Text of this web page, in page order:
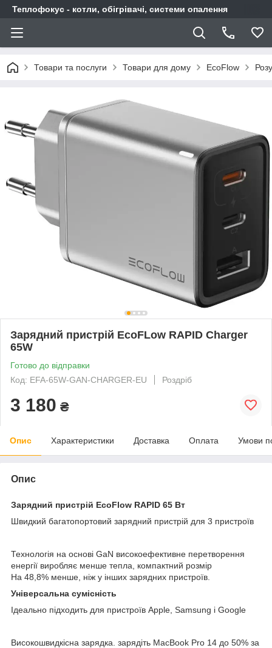
Теплофокус - котли, обігрівачі, системи опалення
Товари та послуги Товари для дому EcoFlow
Зарядний пристрій EcoFLow RAPID Charger
65W
Готово до відправки
Код: EFA-65W-GAN-CHARGER-EU
Роздріб
3 180 ₴
Опис Характеристики Доставка Оплата Умови
Опис
Зарядний пристрій EcoFlow RAPID 65 Вт
Швидкий багатопортовий зарядний пристрій для 3 пристроїв
Технологія на основі GaN високоефективне перетворення
енергії виробляє менше тепла, компактний розмір
На 48,8% менше, ніж у інших зарядних пристроїв.
Універсальна сумісність
Ідеально підходить для пристроїв Apple, Samsung і Google
Високошвидкісна зарядка. зарядіть MacBook Pro 14 до 50% за